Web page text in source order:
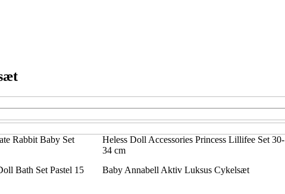
Rabbit Baby Set
Heless Doll Accessories Princess Lillifee Set 30-
34 cm
Bath Set Pastel 15
Baby Annabell Aktiv Luksus Cykelsæt